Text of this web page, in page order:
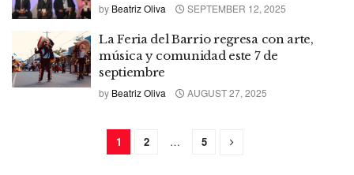
by Beatriz Oliva SEPTEMBER 12, 2025
La Feria del Barrio regresa con arte,
música y comunidad este 7 de
septiembre
by Beatriz Oliva AUGUST 27, 2025
1 2 … 5